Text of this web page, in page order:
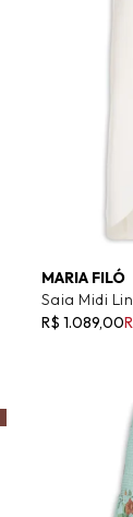
MARIA FILÓ
Saia Midi
R$ 1.089,00